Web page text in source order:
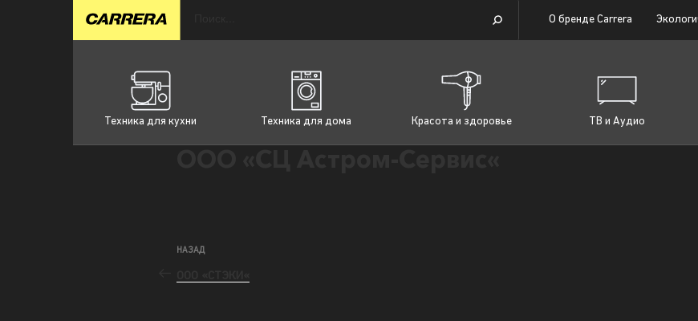
О бренде Carrera
Техника для кухни Техника для дома Красота и здоровье ТВ и Аудио
НАЗАД